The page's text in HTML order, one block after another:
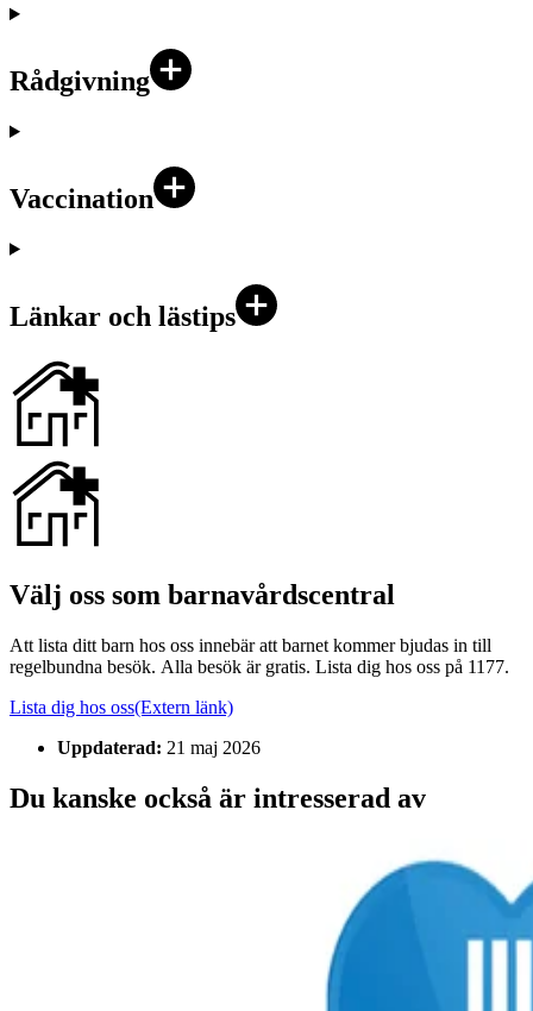
Rådgivning
Vaccination
Länkar och lästips
Välj oss som barnavårdscentral
Att lista ditt barn hos oss innebär att barnet kommer bjudas in till
regelbundna besök. Alla besök är gratis. Lista dig hos oss på 1177.
Lista dig hos oss(Extern länk)
Uppdaterad: 21 maj 2026
Du kanske också är intresserad av